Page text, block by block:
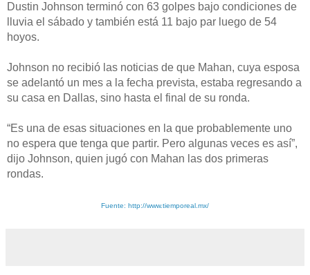
Dustin Johnson terminó con 63 golpes bajo condiciones de
lluvia el sábado y también está 11 bajo par luego de 54
hoyos.
Johnson no recibió las noticias de que Mahan, cuya esposa
se adelantó un mes a la fecha prevista, estaba regresando a
su casa en Dallas, sino hasta el final de su ronda.
“Es una de esas situaciones en la que probablemente uno
no espera que tenga que partir. Pero algunas veces es así”,
dijo Johnson, quien jugó con Mahan las dos primeras
rondas.
Fuente: http://www.tiemporeal.mx/